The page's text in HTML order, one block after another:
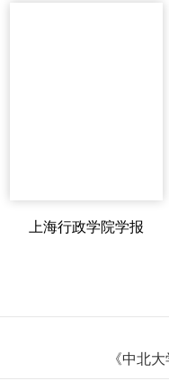
上海行政学院学报
《中北